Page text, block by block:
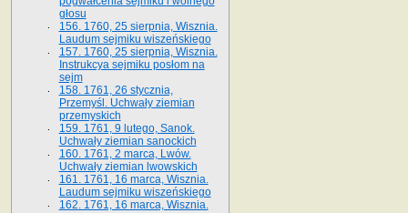
głosu
156. 1760, 25 sierpnia, Wisznia.
Laudum sejmiku wiszeńskiego
157. 1760, 25 sierpnia, Wisznia.
Instrukcya sejmiku posłom na
sejm
158. 1761, 26 stycznia,
Przemyśl. Uchwały ziemian
przemyskich
159. 1761, 9 lutego, Sanok.
Uchwały ziemian sanockich
160. 1761, 2 marca, Lwów.
Uchwały ziemian lwowskich
161. 1761, 16 marca, Wisznia.
Laudum sejmiku wiszeńskiego
162. 1761, 16 marca, Wisznia.